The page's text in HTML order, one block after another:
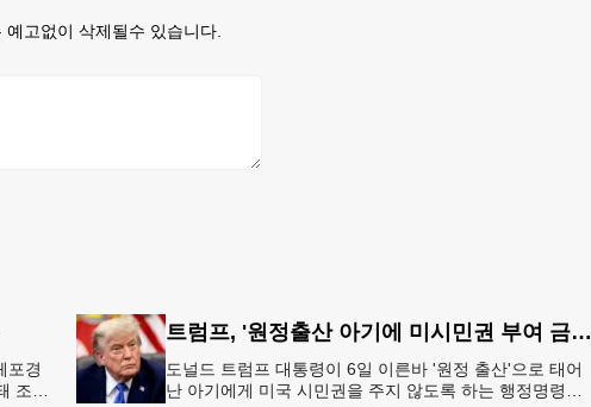
고없이 삭제될수 있습니다.
포경
조지
트럼프, '원정출산 아기에 미시민권 부여 금지' 행정명령 서명
도널드 트럼프 대통령이 6일 이른바 '원정 출산'으로 태어
난 아기에게 미국 시민권을 주지 않도록 하는 행정명령에